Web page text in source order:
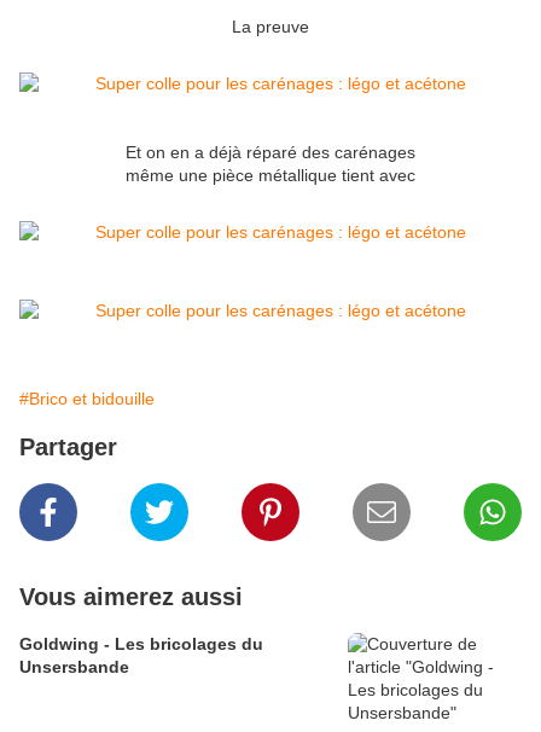
La preuve
Et on en a déjà réparé des carénages
même une pièce métallique tient avec
#Brico et bidouille
Partager
Vous aimerez aussi
Goldwing - Les bricolages du
Unsersbande